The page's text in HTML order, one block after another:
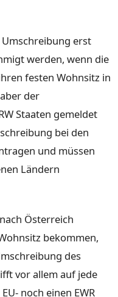
erst
werden, wenn die
festen Wohnsitz in
der
Staaten gemeldet
bei den
und müssen
Ländern
Österreich
bekommen,
des
vor allem auf jede
noch einen EWR